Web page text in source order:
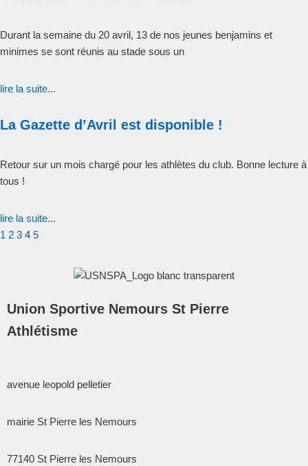
Durant la semaine du 20 avril, 13 de nos jeunes benjamins et
minimes se sont réunis au stade sous un
lire la suite...
La Gazette d’Avril est disponible !
Retour sur un mois chargé pour les athlètes du club. Bonne lecture à
tous !
lire la suite...
1 2 3 4 5
Union Sportive Nemours St Pierre
Athlétisme
avenue leopold pelletier
mairie St Pierre les Nemours
77140 St Pierre les Nemours